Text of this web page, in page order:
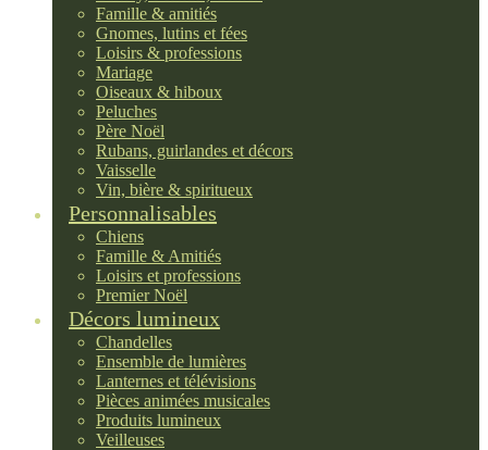
Famille & amitiés
Gnomes, lutins et fées
Loisirs & professions
Mariage
Oiseaux & hiboux
Peluches
Père Noël
Rubans, guirlandes et décors
Vaisselle
Vin, bière & spiritueux
Personnalisables
Chiens
Famille & Amitiés
Loisirs et professions
Premier Noël
Décors lumineux
Chandelles
Ensemble de lumières
Lanternes et télévisions
Pièces animées musicales
Produits lumineux
Veilleuses